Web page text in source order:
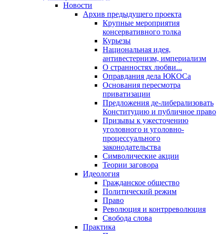
Новости
Архив предыдущего проекта
Крупные мероприятия
консервативного толка
Курьезы
Национальная идея,
антивестернизм, империализм
О странностях любви...
Оправдания дела ЮКОСа
Основания пересмотра
приватизации
Предложения де-либерализовать
Конституцию и публичное право
Призывы к ужесточению
уголовного и уголовно-
процессуального
законодательства
Символические акции
Теории заговора
Идеология
Гражданское общество
Политический режим
Право
Революция и контрреволюция
Свобода слова
Практика